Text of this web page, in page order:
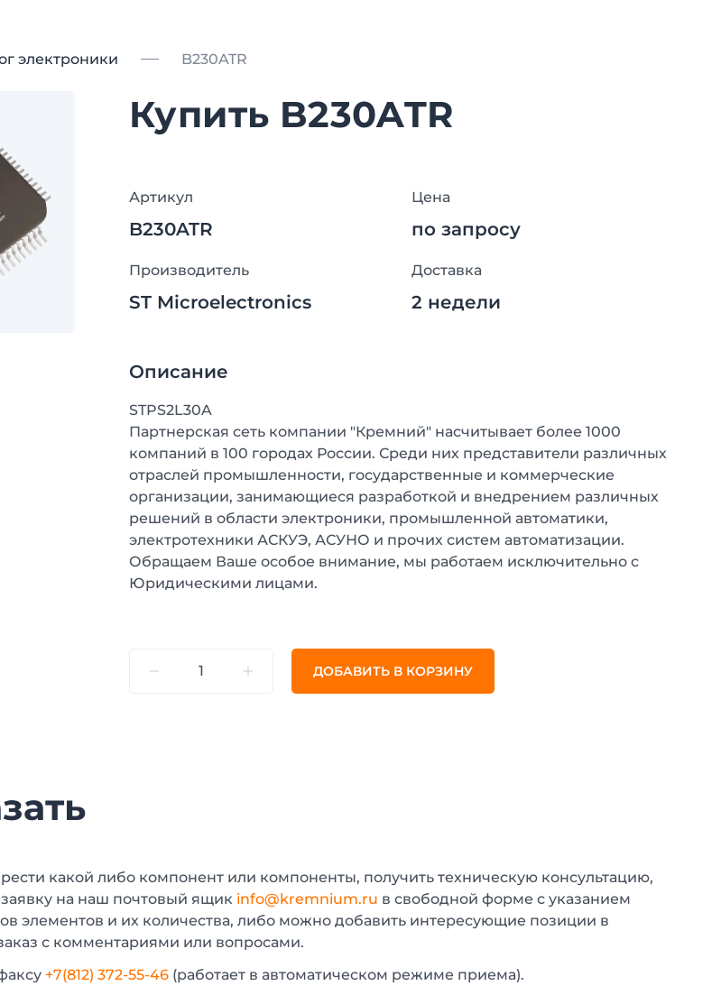
электроники B230ATR
Купить B230ATR
Артикул
B230ATR
Цена
по запросу
Производитель
ST Microelectronics
Доставка
2 недели
Описание
STPS2L30A
Партнерская сеть компании "Кремний" насчитывает более 1000
компаний в 100 городах России. Среди них представители различных
отраслей промышленности, государственные и коммерческие
организации, занимающиеся разработкой и внедрением различных
решений в области электроники, промышленной автоматики,
электротехники АСКУЭ, АСУНО и прочих систем автоматизации.
Обращаем Ваше особое внимание, мы работаем исключительно с
Юридическими лицами.
ДОБАВИТЬ В КОРЗИНУ
какой либо компонент или компоненты, получить техническую консультацию,
на наш почтовый ящик info@kremnium.ru в свободной форме с указанием
элементов и их количества, либо можно добавить интересующие позиции в
с комментариями или вопросами.
+7(812) 372-55-46 (работает в автоматическом режиме приема).